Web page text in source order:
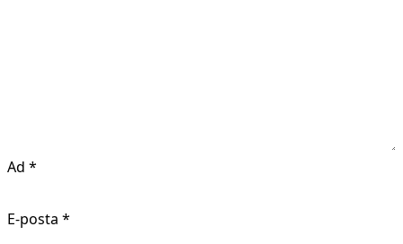
Ad *
E-posta *